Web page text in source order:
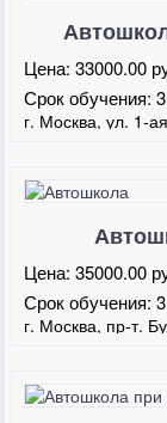
Цена:33000.00
Срок обучения:
г. Москва, ул. 1-
Цена:35000.00
Срок обучения:
г. Москва, пр-т.